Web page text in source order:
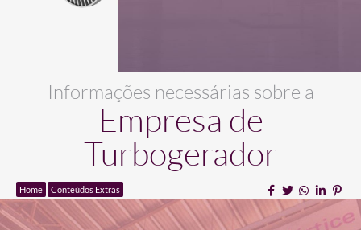
Informações necessárias sobre a
Empresa de
Turbogerador
Home Conteúdos Extras